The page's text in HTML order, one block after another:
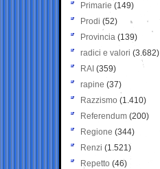
Primarie (149)
Prodi (52)
Provincia (139)
radici e valori (3.682)
RAI (359)
rapine (37)
Razzismo (1.410)
Referendum (200)
Regione (344)
Renzi (1.521)
Repetto (46)